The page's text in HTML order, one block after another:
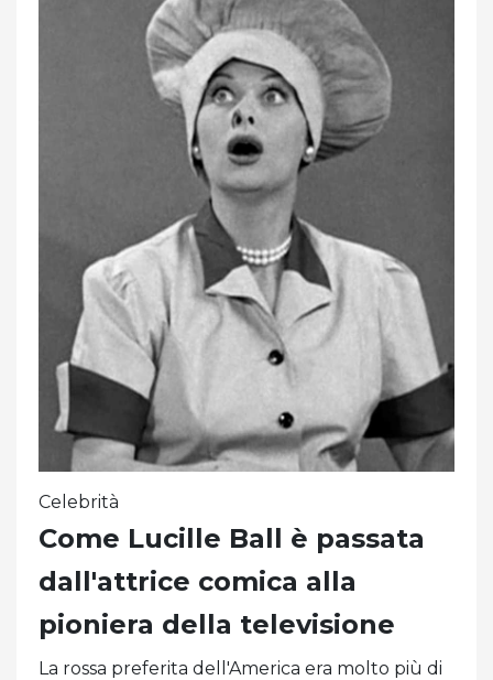
Celebrità
Come Lucille Ball è passata
dall'attrice comica alla
pioniera della televisione
La rossa preferita dell'America era molto più di